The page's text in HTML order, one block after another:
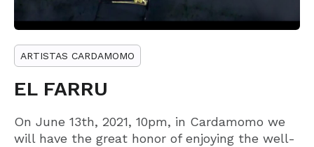
ARTISTAS CARDAMOMO
EL FARRU
On June 13th, 2021, 10pm, in Cardamomo we
will have the great honor of enjoying the well-